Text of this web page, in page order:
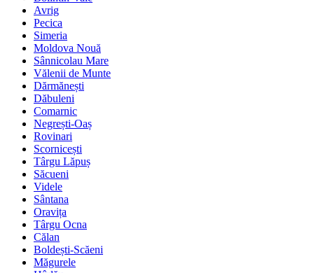
Avrig
Pecica
Simeria
Moldova Nouă
Sânnicolau Mare
Vălenii de Munte
Dărmănești
Dăbuleni
Comarnic
Negrești-Oaș
Rovinari
Scornicești
Târgu Lăpuș
Săcueni
Videle
Sântana
Oravița
Târgu Ocna
Călan
Boldești-Scăeni
Măgurele